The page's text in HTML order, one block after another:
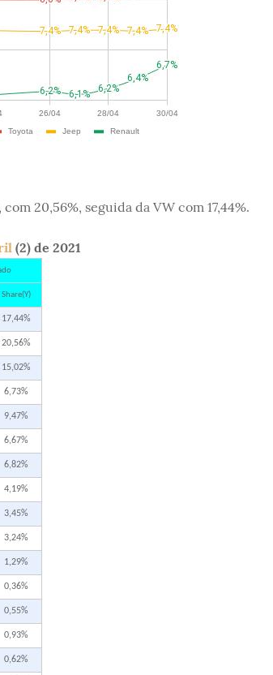
20,56%, seguida da VW com 17,44%.
(2) de 2021
Share(Y)
17,44%
20,56%
15,02%
6,73%
9,47%
6,67%
6,82%
4,19%
3,45%
3,24%
1,29%
0,36%
0,55%
0,93%
0,62%